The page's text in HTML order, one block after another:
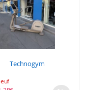
Technogym